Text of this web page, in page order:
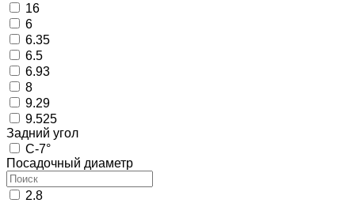
16
6
6.35
6.5
6.93
8
9.29
9.525
Задний угол
C-7°
Посадочный диаметр
2.8